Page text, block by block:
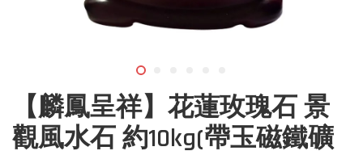
【麟鳳呈祥】花蓮玫瑰石 景
觀風水石 約10kg(帶玉磁鐵礦